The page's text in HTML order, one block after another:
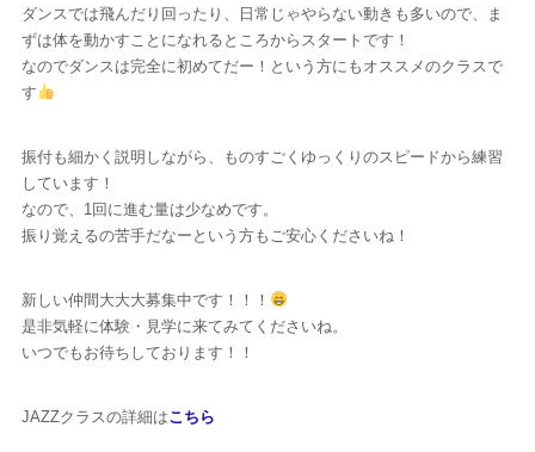
ダンスでは飛んだり回ったり、日常じゃやらない動きも多いので、ま
ずは体を動かすことになれるところからスタートです！
なのでダンスは完全に初めてだー！という方にもオススメのクラスで
す
振付も細かく説明しながら、ものすごくゆっくりのスピードから練習
しています！
なので、1回に進む量は少なめです。
振り覚えるの苦手だなーという方もご安心くださいね！
新しい仲間大大大募集中です！！！
是非気軽に体験・見学に来てみてくださいね。
いつでもお待ちしております！！
JAZZクラスの詳細はこちら